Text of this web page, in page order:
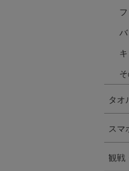
タオ
スマ
観戦